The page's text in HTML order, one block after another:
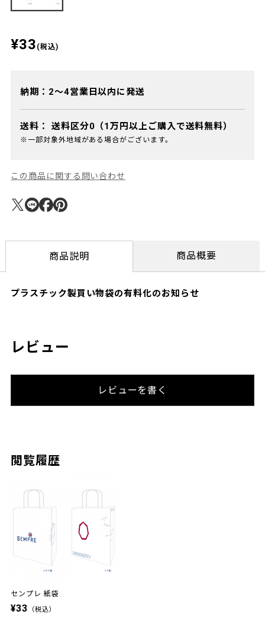
¥33 (税込)
納期：2～4営業日以内に発送
送料： 送料区分0（1万円以上ご購入で送料無料）
※一部対象外地域がある場合がございます。
この商品に関する問い合わせ
商品説明 商品概要
プラスチック製買い物袋の有料化のお知らせ
レビュー
レビューを書く
閲覧履歴
センプレ 紙袋
¥33 （税込）